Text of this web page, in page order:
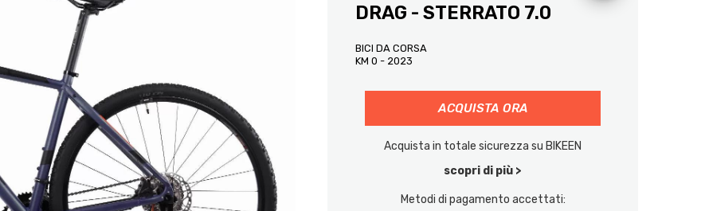
DRAG - STERRATO 7.0
BICI DA CORSA
KM 0 - 2023
ACQUISTA ORA
Acquista in totale sicurezza su BIKEEN
scopri di più >
Metodi di pagamento accettati: